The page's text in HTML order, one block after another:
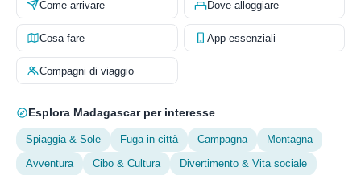
Chi siamo
Contatto
Come arrivare Dove alloggiare
Cosa fare App essenziali
Compagni di viaggio
Esplora Madagascar per interesse
Spiaggia & Sole Fuga in città Campagna
Montagna
Avventura
Cibo & Cultura
Divertimento & Vita sociale